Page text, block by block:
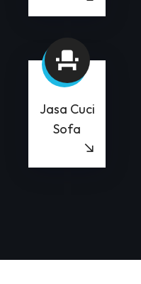
Jasa Cuci
Sofa